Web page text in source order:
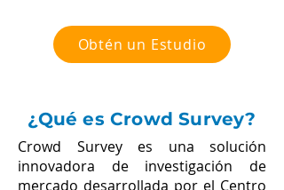
Obtén un Estudio
¿Qué es Crowd Survey?
Crowd Survey es una solución
innovadora de investigación de
mercado desarrollada por el Centro